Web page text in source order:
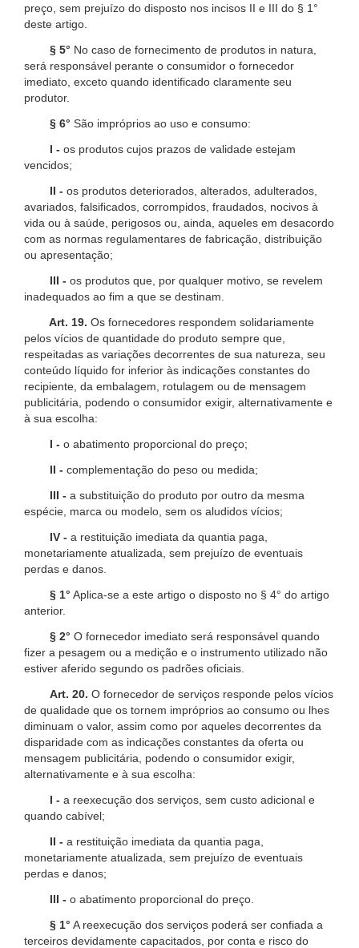
preço, sem prejuízo do disposto nos incisos II e III do § 1°
deste artigo.
§ 5° No caso de fornecimento de produtos in natura,
será responsável perante o consumidor o fornecedor
imediato, exceto quando identificado claramente seu
produtor.
§ 6° São impróprios ao uso e consumo:
I - os produtos cujos prazos de validade estejam
vencidos;
II - os produtos deteriorados, alterados, adulterados,
avariados, falsificados, corrompidos, fraudados, nocivos à
vida ou à saúde, perigosos ou, ainda, aqueles em desacordo
com as normas regulamentares de fabricação, distribuição
ou apresentação;
III - os produtos que, por qualquer motivo, se revelem
inadequados ao fim a que se destinam.
Art. 19. Os fornecedores respondem solidariamente
pelos vícios de quantidade do produto sempre que,
respeitadas as variações decorrentes de sua natureza, seu
conteúdo líquido for inferior às indicações constantes do
recipiente, da embalagem, rotulagem ou de mensagem
publicitária, podendo o consumidor exigir, alternativamente e
à sua escolha:
I - o abatimento proporcional do preço;
II - complementação do peso ou medida;
III - a substituição do produto por outro da mesma
espécie, marca ou modelo, sem os aludidos vícios;
IV - a restituição imediata da quantia paga,
monetariamente atualizada, sem prejuízo de eventuais
perdas e danos.
§ 1° Aplica-se a este artigo o disposto no § 4° do artigo
anterior.
§ 2° O fornecedor imediato será responsável quando
fizer a pesagem ou a medição e o instrumento utilizado não
estiver aferido segundo os padrões oficiais.
Art. 20. O fornecedor de serviços responde pelos vícios
de qualidade que os tornem impróprios ao consumo ou lhes
diminuam o valor, assim como por aqueles decorrentes da
disparidade com as indicações constantes da oferta ou
mensagem publicitária, podendo o consumidor exigir,
alternativamente e à sua escolha:
I - a reexecução dos serviços, sem custo adicional e
quando cabível;
II - a restituição imediata da quantia paga,
monetariamente atualizada, sem prejuízo de eventuais
perdas e danos;
III - o abatimento proporcional do preço.
§ 1° A reexecução dos serviços poderá ser confiada a
terceiros devidamente capacitados, por conta e risco do